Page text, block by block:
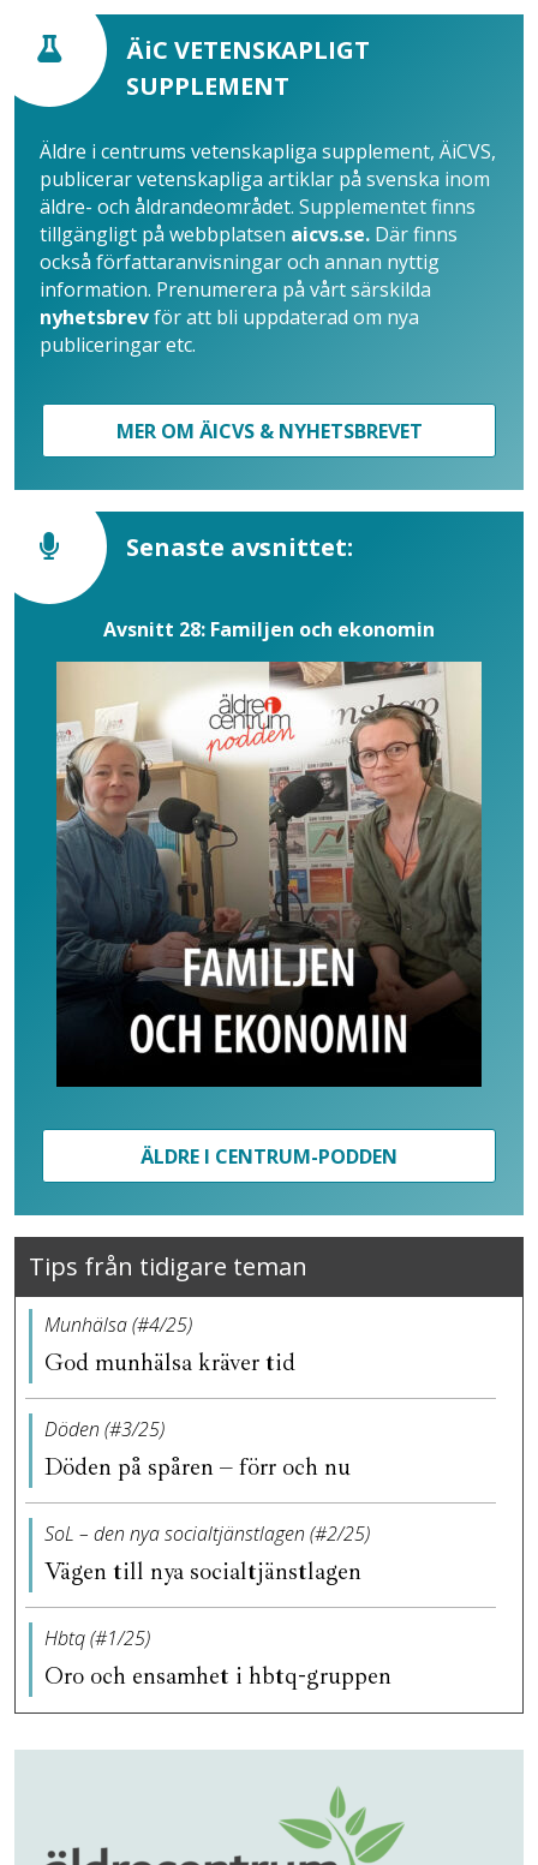
ÄiC VETENSKAPLIGT
SUPPLEMENT
Äldre i centrums vetenskapliga supplement, ÄiCVS,
publicerar vetenskapliga artiklar på svenska inom
äldre- och åldrandeområdet. Supplementet finns
tillgängligt på webbplatsen aicvs.se. Där finns
också författaranvisningar och annan nyttig
information. Prenumerera på vårt särskilda
nyhetsbrevför att bli uppdaterad om nya
publiceringar etc.
MER OM ÄICVS & NYHETSBREVET
Senaste avsnittet:
Avsnitt 28: Familjen och ekonomin
ÄLDRE I CENTRUM-PODDEN
Tips från tidigare teman
Munhälsa (#4/25)
God munhälsa kräver tid
Döden (#3/25)
Döden på spåren – förr och nu
SoL – den nya socialtjänstlagen (#2/25)
Vägen till nya socialtjänstlagen
Hbtq (#1/25)
Oro och ensamhet i hbtq-gruppen